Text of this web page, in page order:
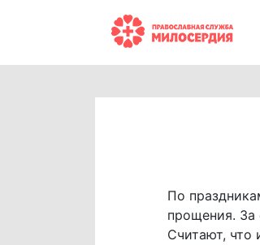
По
прощения. За
Считают, что